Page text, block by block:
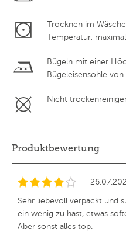
Trocknen im
Temperatur,
Bügeln mit einer
Bügeleisensohle von
Nicht
Produktbewertung
Sehr liebevoll verpackt und
ein wenig zu hast, etwas
Aber sonst alles top.